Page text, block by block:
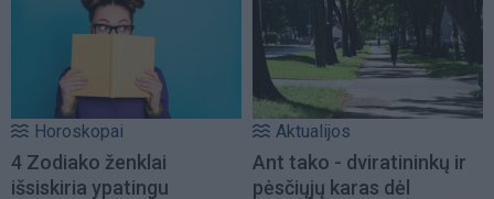
Horoskopai
4 Zodiako ženklai
išsiskiria ypatingu
Aktualijos
Ant tako - dviratininkų ir
pėsčiųjų karas dėl